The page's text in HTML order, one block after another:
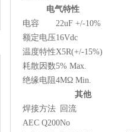
电气特性
电容
22uF +/-10%
额定电压16Vdc
温度特性X5R(+/-15%)
耗散因数5% Max.
绝缘电阻 4MΩ Min.
其他
焊接方法 回流
AEC Q200No